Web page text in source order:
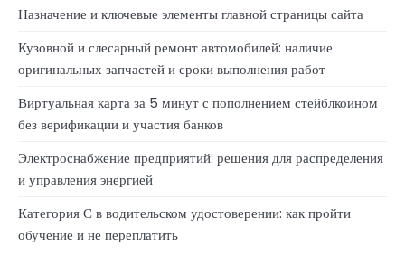
Назначение и ключевые элементы главной страницы сайта
Кузовной и слесарный ремонт автомобилей: наличие
оригинальных запчастей и сроки выполнения работ
Виртуальная карта за 5 минут с пополнением стейблкоином
без верификации и участия банков
Электроснабжение предприятий: решения для распределения
и управления энергией
Категория С в водительском удостоверении: как пройти
обучение и не переплатить